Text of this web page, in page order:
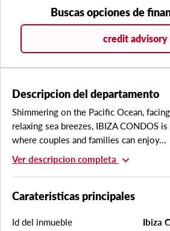
Buscas opciones de
credit advisory
Descripcion del departamento
Shimmering on the Pacific Ocean,
relaxing sea breezes, IBIZA CONDOS
where couples and families can enjoy...
Ver descripcion completa
expand_more
Carateristicas principales
Id del inmueble
Ibiza